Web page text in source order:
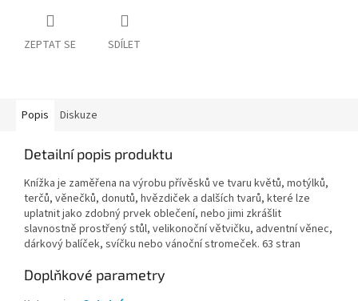
ZEPTAT SE SDÍLET
Popis Diskuze
Detailní popis produktu
Knížka je zaměřena na výrobu přívěsků ve tvaru květů, motýlků,
terčů, věnečků, donutů, hvězdiček a dalších tvarů, které lze
uplatnit jako zdobný prvek oblečení, nebo jimi zkrášlit
slavnostně prostřený stůl, velikonoční větvičku, adventní věnec,
dárkový balíček, svíčku nebo vánoční stromeček. 63 stran
Doplňkové parametry